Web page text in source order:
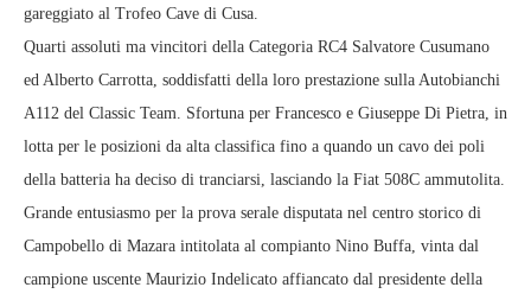
gareggiato al Trofeo Cave di Cusa.
Quarti assoluti ma vincitori della Categoria RC4 Salvatore Cusumano
ed Alberto Carrotta, soddisfatti della loro prestazione sulla Autobianchi
A112 del Classic Team. Sfortuna per Francesco e Giuseppe Di Pietra, in
lotta per le posizioni da alta classifica fino a quando un cavo dei poli
della batteria ha deciso di tranciarsi, lasciando la Fiat 508C ammutolita.
Grande entusiasmo per la prova serale disputata nel centro storico di
Campobello di Mazara intitolata al compianto Nino Buffa, vinta dal
campione uscente Maurizio Indelicato affiancato dal presidente della